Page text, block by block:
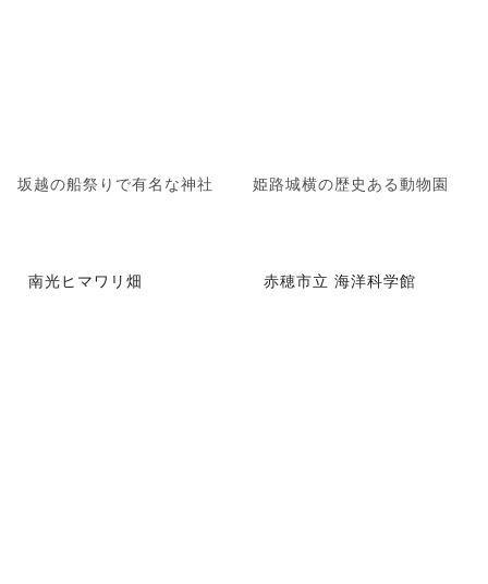
坂越の船祭りで有名な神社 姫路城横の歴史ある動物園
南光ヒマワリ畑 赤穂市立 海洋科学館